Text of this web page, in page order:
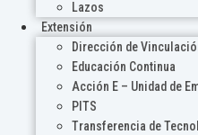
Lazos
Extensión
Dirección de
Educación Continua
Acción E – Unidad de
PITS
Transferencia de